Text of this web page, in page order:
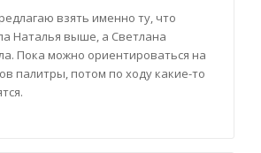
взять именно ту, что
Наталья выше, а Светлана
Пока можно ориентироваться на
палитры, потом по ходу какие-то